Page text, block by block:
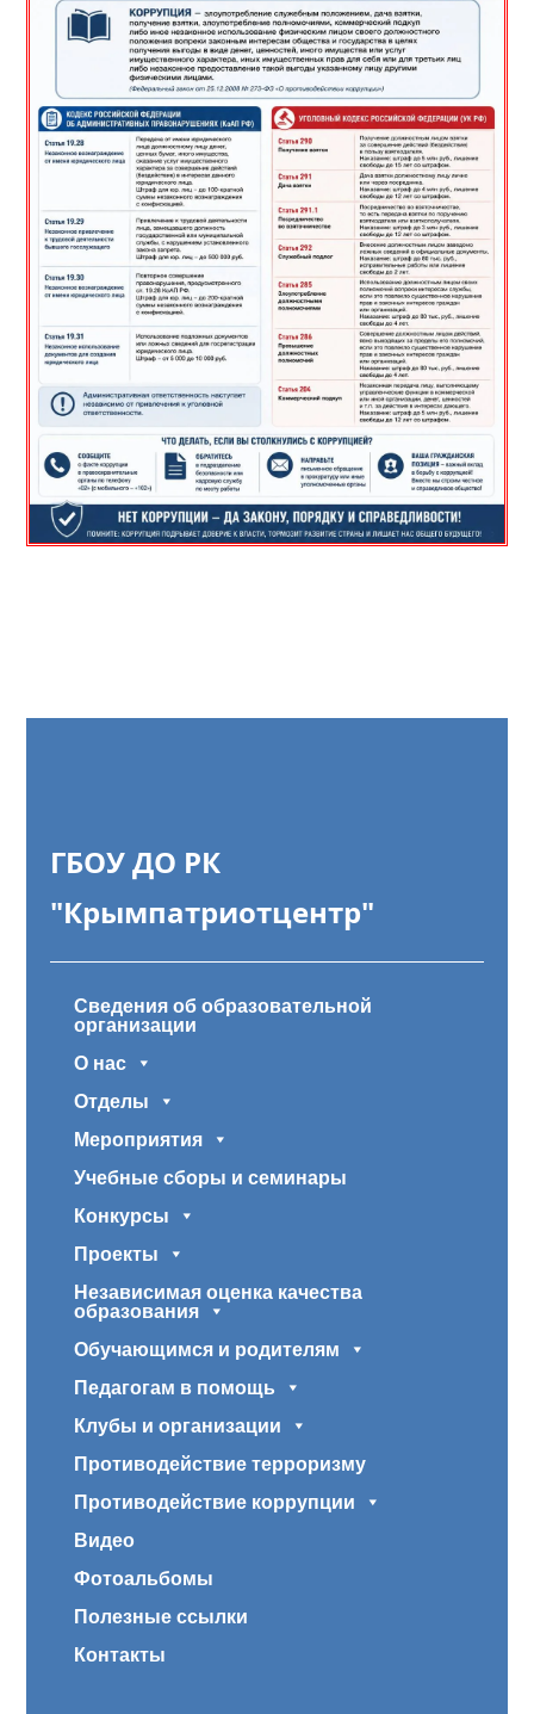
ГБОУ ДО РК
"Крымпатриотцентр"
Сведения об образовательной
организации
О нас
Отделы
Мероприятия
Учебные сборы и семинары
Конкурсы
Проекты
Независимая оценка качества
образования
Обучающимся и родителям
Педагогам в помощь
Клубы и организации
Противодействие терроризму
Противодействие коррупции
Видео
Фотоальбомы
Полезные ссылки
Контакты